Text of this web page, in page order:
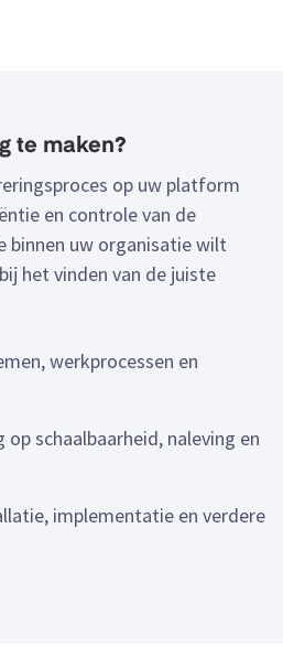
te maken?
op uw platform
en controle van de
uw organisatie wilt
het vinden van de juiste
werkprocessen en
schaalbaarheid, naleving en
implementatie en verdere